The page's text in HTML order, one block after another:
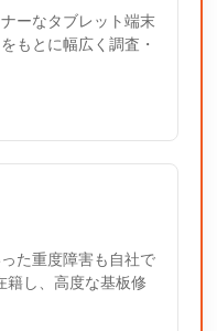
ーなタブレット端末
もとに幅広く調査・
た重度障害も自社で
籍し、高度な基板修